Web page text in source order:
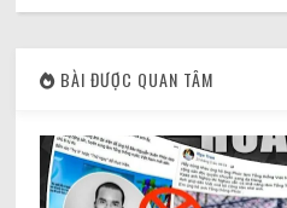
BÀI ĐƯỢC QUAN TÂM